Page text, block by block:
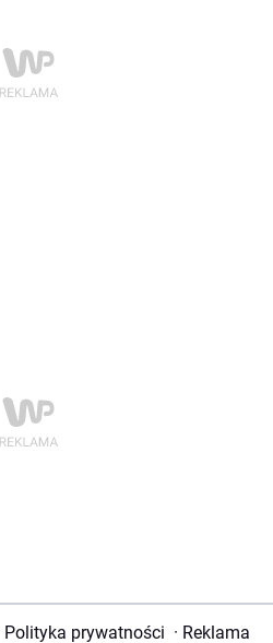
Polityka prywatności · Reklama